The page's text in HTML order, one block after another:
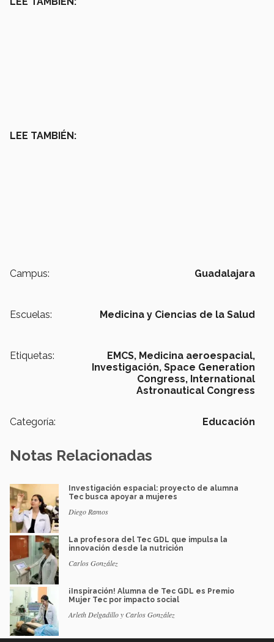
LEE TAMBIÉN:
Campus: Guadalajara
Escuelas: Medicina y Ciencias de la Salud
Etiquetas: EMCS, Medicina aeroespacial,
Investigación, Space Generation
Congress, International
Astronautical Congress
Categoría: Educación
Notas Relacionadas
Investigación espacial: proyecto de alumna
Tec busca apoyar a mujeres
Diego Ramos
La profesora del Tec GDL que impulsa la
innovación desde la nutrición
Carlos González
¡Inspiración! Alumna de Tec GDL es Premio
Mujer Tec por impacto social
Arleth Delgadillo y Carlos González